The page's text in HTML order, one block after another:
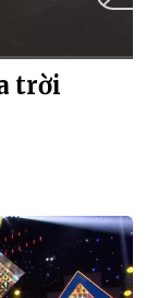
trời